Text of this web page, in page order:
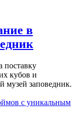
в
поставку
кубов и
музей заповедник.